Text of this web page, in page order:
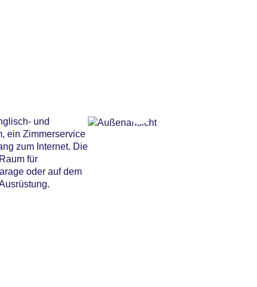
und
ein Zimmerservice
zum Internet. Die
für
oder auf dem